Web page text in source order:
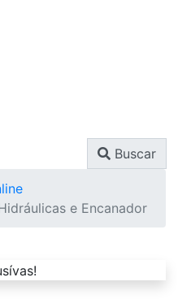
Buscar
e Encanador